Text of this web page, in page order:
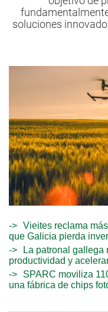
soluciones
Vieites reclama
que Galicia pierda
La patronal gallega
productividad y
SPARC moviliza
una fábrica de chips